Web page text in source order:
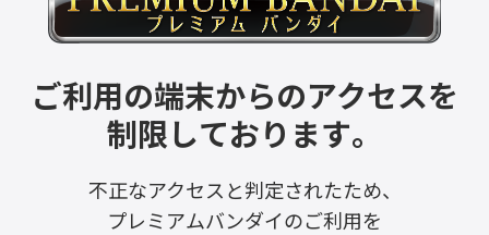
ご利用の端末からのアクセスを
制限しております。
不正なアクセスと判定されたため、
プレミアムバンダイのご利用を